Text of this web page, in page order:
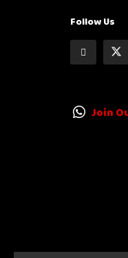
Follow Us
Join